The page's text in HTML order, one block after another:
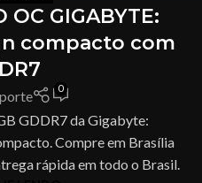
OC GIGABYTE:
compacto com
0
GDDR7 da Gigabyte:
Compre em Brasília
rápida em todo o Brasil.